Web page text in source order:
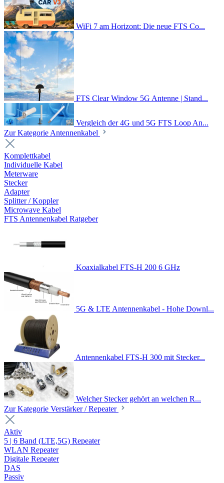
WiFi 7 am Horizont: Die neue FTS Co...
FTS Clear Window 5G Antenne | Stand...
Vergleich der 4G und 5G FTS Loop An...
Zur Kategorie Antennenkabel
Komplettkabel
Individuelle Kabel
Meterware
Stecker
Adapter
Splitter / Koppler
Microwave Kabel
FTS Antennenkabel Ratgeber
Koaxialkabel FTS-H 200 6 GHz
5G & LTE Antennenkabel - Hohe Downl...
Antennenkabel FTS-H 300 mit Stecker...
Welcher Stecker gehört an welchen R...
Zur Kategorie Verstärker / Repeater
Aktiv
5 | 6 Band (LTE,5G) Repeater
WLAN Repeater
Digitale Repeater
DAS
Passiv